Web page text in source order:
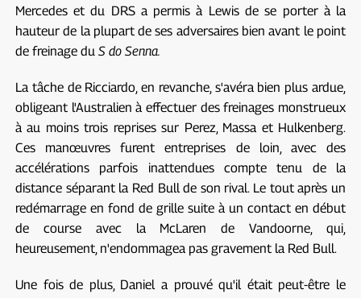
Mercedes et du DRS a permis à Lewis de se porter à la
hauteur de la plupart de ses adversaires bien avant le point
de freinage du S do Senna.
La tâche de Ricciardo, en revanche, s'avéra bien plus ardue,
obligeant l'Australien à effectuer des freinages monstrueux
à au moins trois reprises sur Perez, Massa et Hulkenberg.
Ces manœuvres furent entreprises de loin, avec des
accélérations parfois inattendues compte tenu de la
distance séparant la Red Bull de son rival. Le tout après un
redémarrage en fond de grille suite à un contact en début
de course avec la McLaren de Vandoorne, qui,
heureusement, n'endommagea pas gravement la Red Bull.
Une fois de plus, Daniel a prouvé qu'il était peut-être le